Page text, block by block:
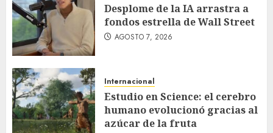
Desplome de la IA arrastra a
fondos estrella de Wall Street
AGOSTO 7, 2026
Internacional
Estudio en Science: el cerebro
humano evolucionó gracias al
azúcar de la fruta